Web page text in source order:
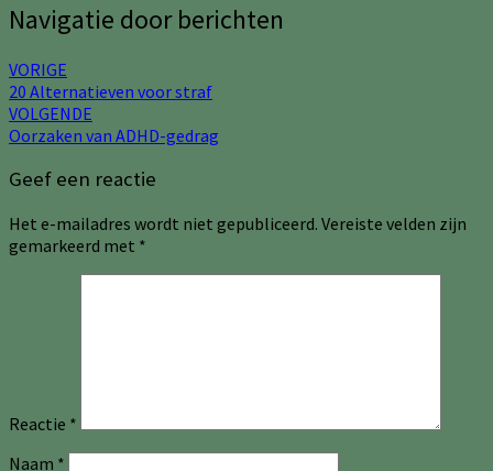
Navigatie door berichten
VORIGE
20 Alternatieven voor straf
VOLGENDE
Oorzaken van ADHD-gedrag
Geef een reactie
Het e-mailadres wordt niet gepubliceerd. Vereiste velden zijn
gemarkeerd met *
Reactie *
Naam *